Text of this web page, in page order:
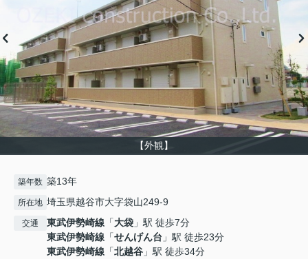
【外観】
築年数 築13年
所在地 埼玉県越谷市大字袋山249-9
交通 東武伊勢崎線 「大袋 」駅 徒歩7分
東武伊勢崎線 「せんげん台 」駅 徒歩23分
東武伊勢崎線 「北越谷 」駅 徒歩34分